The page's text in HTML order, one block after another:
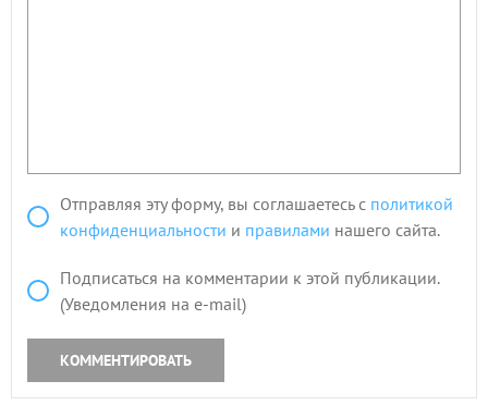
Отправляя эту форму, вы соглашаетесь с политикой
конфиденциальности и правилами нашего сайта.
Подписаться на комментарии к этой публикации.
(Уведомления на e-mail)
КОММЕНТИРОВАТЬ